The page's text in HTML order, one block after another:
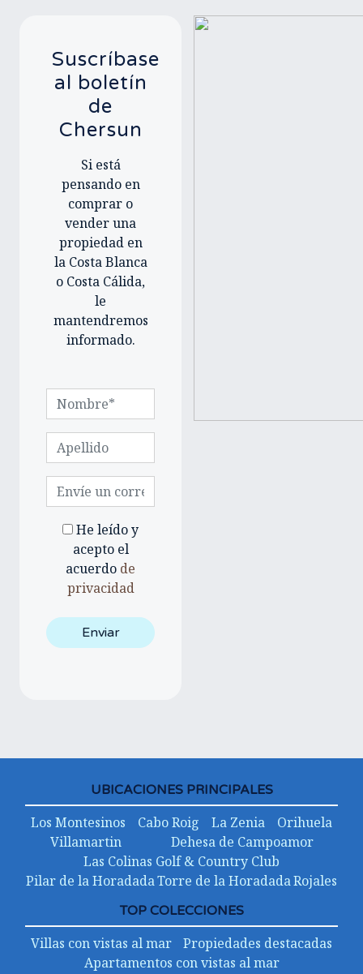
Suscríbase
al boletín
de
Chersun
Si está
pensando en
comprar o
vender una
propiedad en
la Costa Blanca
o Costa Cálida,
le
mantendremos
informado.
He leído y
acepto el
acuerdo de
privacidad
UBICACIONES PRINCIPALES
Los Montesinos Cabo Roig La Zenia
Orihuela
Villamartin
Dehesa de Campoamor
Las Colinas Golf & Country Club
Pilar de la HoradadaTorre de la HoradadaRojales
TOP COLECCIONES
Villas con vistas al mar
Propiedades destacadas
Apartamentos con vistas al mar